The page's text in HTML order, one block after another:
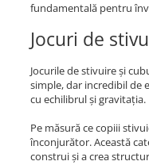
fundamentală pentru
Jocuri de
Jocurile de stivuire și
simple, dar incredibil de
cu echilibrul și gravitația.
Pe măsură ce copiii
înconjurător. Această
construi și a crea